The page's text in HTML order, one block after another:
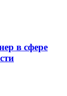
в сфере